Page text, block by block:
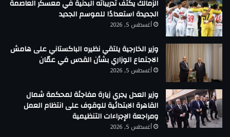
الزمالك يكثف تدريباته البدنية في معسكر العاصمة
الجديدة استعدادًا للموسم الجديد
أغسطس 5, 2026
وزير الخارجية يلتقي نظيره الباكستاني على هامش
الاجتماع الوزاري بشأن القدس في عمّان
أغسطس 5, 2026
وزير العدل يجري زيارة مفاجئة لمحكمة شمال
القاهرة الابتدائية للوقوف على انتظام العمل
ومراجعة الإجراءات التنظيمية
أغسطس 5, 2026